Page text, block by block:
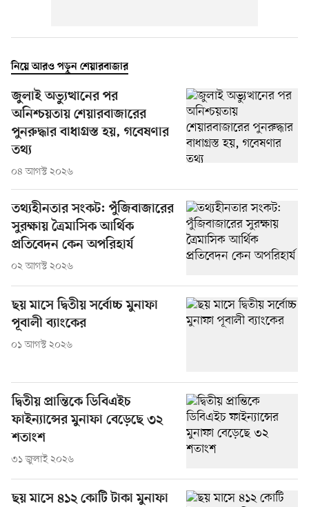
নিয়ে আরও পড়ুন শেয়ারবাজার
জুলাই অভ্যুত্থানের পর
অনিশ্চয়তায় শেয়ারবাজারের
পুনরুদ্ধার বাধাগ্রস্ত হয়, গবেষণার
তথ্য
০৪ আগস্ট ২০২৬
তথ্যহীনতার সংকট: পুঁজিবাজারের
সুরক্ষায় ত্রৈমাসিক আর্থিক
প্রতিবেদন কেন অপরিহার্য
০২ আগস্ট ২০২৬
ছয় মাসে দ্বিতীয় সর্বোচ্চ মুনাফা
পূবালী ব্যাংকের
০১ আগস্ট ২০২৬
দ্বিতীয় প্রান্তিকে ডিবিএইচ
ফাইন্যান্সের মুনাফা বেড়েছে ৩২
শতাংশ
৩১ জুলাই ২০২৬
ছয় মাসে ৪১২ কোটি টাকা মুনাফা